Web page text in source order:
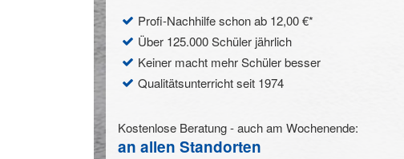
Profi-Nachhilfe schon ab 12,00 €*
Über 125.000 Schüler jährlich
Keiner macht mehr Schüler besser
Qualitätsunterricht seit 1974
Kostenlose Beratung - auch am Wochenende:
an allen Standorten